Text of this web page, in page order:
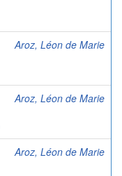
Aroz, Léon de Marie
Aroz, Léon de Marie
Aroz, Léon de Marie